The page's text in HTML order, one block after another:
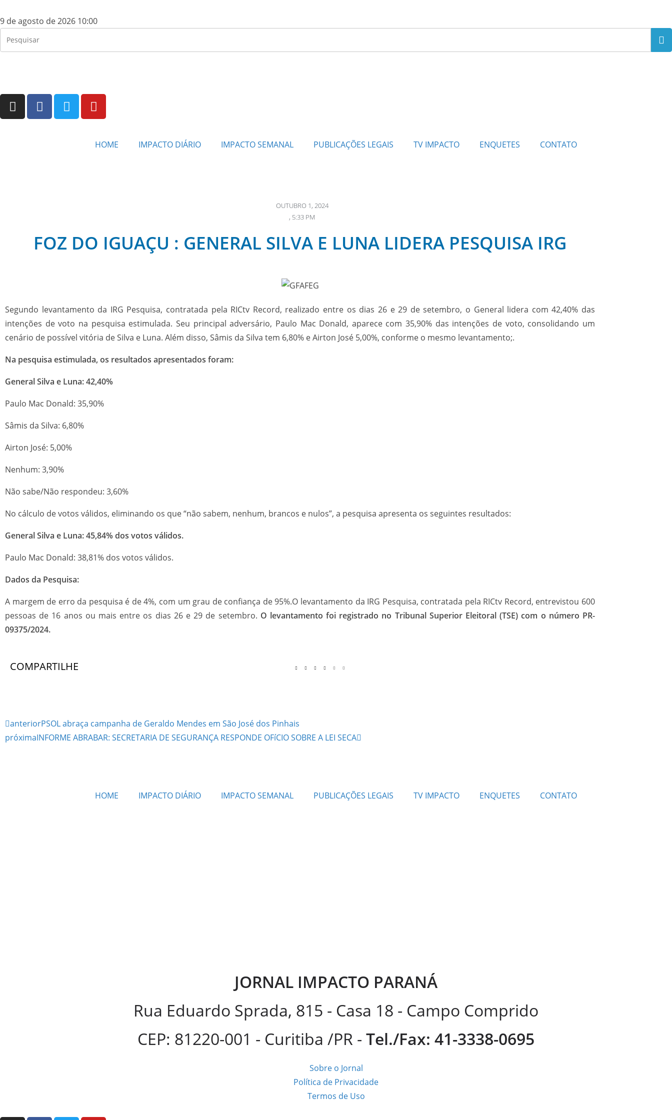
9 de agosto de 2026 10:00
HOME IMPACTO DIÁRIO IMPACTO SEMANAL PUBLICAÇÕES LEGAIS TV IMPACTO ENQUETES CONTATO
OUTUBRO 1, 2024
, 5:33 PM
FOZ DO IGUAÇU : GENERAL SILVA E LUNA LIDERA PESQUISA IRG
Segundo levantamento da IRG Pesquisa, contratada pela RICtv Record, realizado entre os dias 26 e 29 de setembro, o General lidera com 42,40% das
intenções de voto na pesquisa estimulada. Seu principal adversário, Paulo Mac Donald, aparece com 35,90% das intenções de voto, consolidando um
cenário de possível vitória de Silva e Luna. Além disso, Sâmis da Silva tem 6,80% e Airton José 5,00%, conforme o mesmo levantamento;.
Na pesquisa estimulada, os resultados apresentados foram:
General Silva e Luna: 42,40%
Paulo Mac Donald: 35,90%
Sâmis da Silva: 6,80%
Airton José: 5,00%
Nenhum: 3,90%
Não sabe/Não respondeu: 3,60%
No cálculo de votos válidos, eliminando os que “não sabem, nenhum, brancos e nulos”, a pesquisa apresenta os seguintes resultados:
General Silva e Luna: 45,84% dos votos válidos.
Paulo Mac Donald: 38,81% dos votos válidos.
Dados da Pesquisa:
A margem de erro da pesquisa é de 4%, com um grau de confiança de 95%.O levantamento da IRG Pesquisa, contratada pela RICtv Record, entrevistou 600
pessoas de 16 anos ou mais entre os dias 26 e 29 de setembro. O levantamento foi registrado no Tribunal Superior Eleitoral (TSE) com o número PR-
09375/2024.
COMPARTILHE
anteriorPSOL abraça campanha de Geraldo Mendes em São José dos Pinhais
próximaINFORME ABRABAR: SECRETARIA DE SEGURANÇA RESPONDE OFíCIO SOBRE A LEI SECA
HOME IMPACTO DIÁRIO IMPACTO SEMANAL PUBLICAÇÕES LEGAIS TV IMPACTO ENQUETES CONTATO
JORNAL IMPACTO PARANÁ
Rua Eduardo Sprada, 815 - Casa 18 - Campo Comprido
CEP: 81220-001 - Curitiba /PR - Tel./Fax: 41-3338-0695
Sobre o Jornal
Política de Privacidade
Termos de Uso